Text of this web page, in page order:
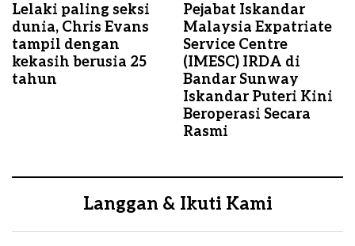
Lelaki paling seksi
dunia, Chris Evans
tampil dengan
kekasih berusia 25
tahun
Pejabat Iskandar
Malaysia Expatriate
Service Centre
(IMESC) IRDA di
Bandar Sunway
Iskandar Puteri Kini
Beroperasi Secara
Rasmi
Langgan & Ikuti Kami